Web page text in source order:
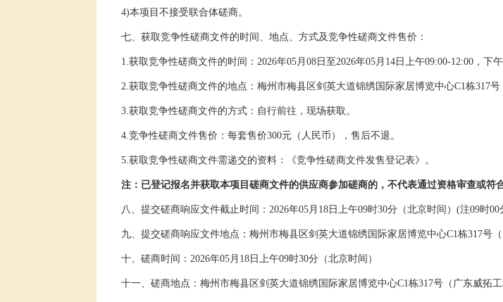
4)本项目不接受联合体磋商。
七、 获取竞争性磋商文件的时间、地点、方式及竞争性磋商文件售价：
1.获取竞争性磋商文件的时间： 2026年05月 08 日至2026年05月 14 日 上午09:00-12:00 ，下午
2.获取竞争性磋商文件的地点： 梅州市梅县区剑英大道锦绣国际家居博览中心C1栋317号
3.获取竞争性磋商文件的方式：自行前往，现场获取。
4.竞争性磋商文件售价： 每套售价300元（人民币），售后不退。
5.获取竞争性磋商文件需递交的资料：《竞争性磋商文件发售登记表》。
注 ： 已登记报名并获取本项目 磋商文件的供应商参加磋商的，不代表通过资格审查或符
八 、 提交磋商响应文件截止时间： 2026年05月 18 日 上午09时30分（北京时间） (注09时00
九、 提交磋商响应文件地点： 梅州市梅县区剑英大道锦绣国际家居博览中心C1栋317号
十、 磋商时间： 2026年05月 18 日 上午09时30分（北京时间）
十一、 磋商地点： 梅州市梅县区剑英大道锦绣国际家居博览中心C1栋317号（广东威拓工